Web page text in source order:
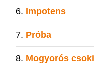
Impotens
Próba
Mogyorós csoki